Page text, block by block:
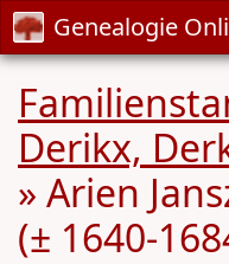
Genealogie
Derikx,
» Arien
(± 1640-